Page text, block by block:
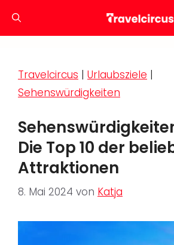
Inhalt
Travelcircus | Urlaubsziele |
Sehenswürdigkeiten
Die Top 10 der
Attraktionen
8. Mai 2024 von Katja